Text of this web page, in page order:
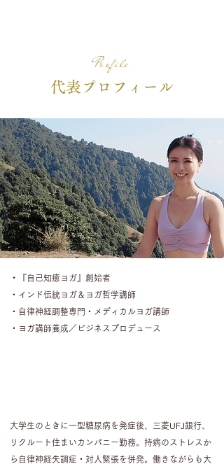
Profile
代表プロフィール
・『自己知癒ヨガ』創始者
・インド伝統ヨガ＆ヨガ哲学講師
・自律神経調整専門・メディカルヨガ講師
・ヨガ講師養成／ビジネスプロデュース
大学生のときに一型糖尿病を発症後、三菱UFJ銀行、
リクルート住まいカンパニー勤務。 持病のストレスか
ら自律神経失調症・対人緊張を併発。 働きながらも大